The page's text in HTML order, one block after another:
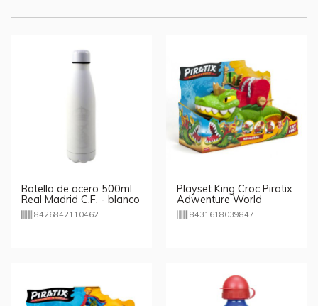
Botella de acero 500ml
Real Madrid C.F. - blanco
8426842110462
Playset King Croc Piratix
Adwenture World
8431618039847